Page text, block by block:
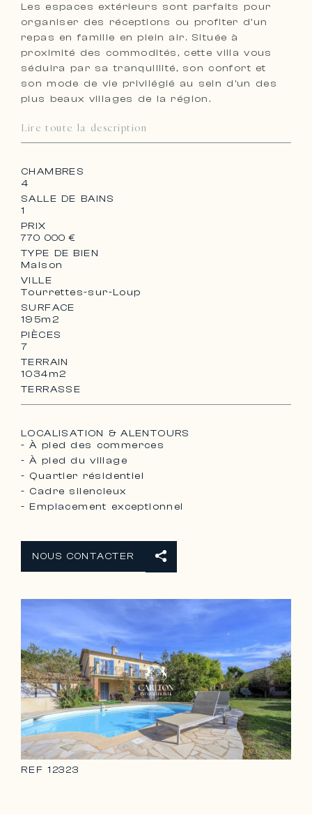
Les espaces extérieurs sont parfaits pour
organiser des réceptions ou profiter d’un
repas en famille en plein air. Située à
proximité des commodités, cette villa vous
séduira par sa tranquillité, son confort et
son mode de vie privilégié au sein d’un des
plus beaux villages de la région.
Lire toute la description
CHAMBRES
4
SALLE DE BAINS
1
PRIX
770 000 €
TYPE DE BIEN
Maison
VILLE
Tourrettes-sur-Loup
SURFACE
195m2
PIÈCES
7
TERRAIN
1034m2
TERRASSE
LOCALISATION & ALENTOURS
- À pied des commerces
- À pied du village
- Quartier résidentiel
- Cadre silencieux
- Emplacement exceptionnel
NOUS CONTACTER
REF12323